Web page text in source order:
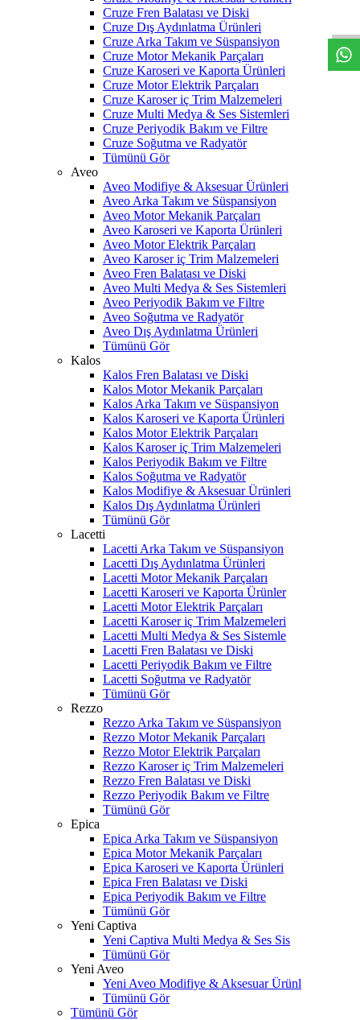
Cruze Fren Balatası ve Diski
Cruze Dış Aydınlatma Ürünleri
Cruze Arka Takım ve Süspansiyon
Cruze Motor Mekanik Parçaları
Cruze Karoseri ve Kaporta Ürünleri
Cruze Motor Elektrik Parçaları
Cruze Karoser iç Trim Malzemeleri
Cruze Multi Medya & Ses Sistemleri
Cruze Periyodik Bakım ve Filtre
Cruze Soğutma ve Radyatör
Tümünü Gör
Aveo
Aveo Modifiye & Aksesuar Ürünleri
Aveo Arka Takım ve Süspansiyon
Aveo Motor Mekanik Parçaları
Aveo Karoseri ve Kaporta Ürünleri
Aveo Motor Elektrik Parçaları
Aveo Karoser iç Trim Malzemeleri
Aveo Fren Balatası ve Diski
Aveo Multi Medya & Ses Sistemleri
Aveo Periyodik Bakım ve Filtre
Aveo Soğutma ve Radyatör
Aveo Dış Aydınlatma Ürünleri
Tümünü Gör
Kalos
Kalos Fren Balatası ve Diski
Kalos Motor Mekanik Parçaları
Kalos Arka Takım ve Süspansiyon
Kalos Karoseri ve Kaporta Ürünleri
Kalos Motor Elektrik Parçaları
Kalos Karoser iç Trim Malzemeleri
Kalos Periyodik Bakım ve Filtre
Kalos Soğutma ve Radyatör
Kalos Modifiye & Aksesuar Ürünleri
Kalos Dış Aydınlatma Ürünleri
Tümünü Gör
Lacetti
Lacetti Arka Takım ve Süspansiyon
Lacetti Dış Aydınlatma Ürünleri
Lacetti Motor Mekanik Parçaları
Lacetti Karoseri ve Kaporta Ürünler
Lacetti Motor Elektrik Parçaları
Lacetti Karoser iç Trim Malzemeleri
Lacetti Multi Medya & Ses Sistemle
Lacetti Fren Balatası ve Diski
Lacetti Periyodik Bakım ve Filtre
Lacetti Soğutma ve Radyatör
Tümünü Gör
Rezzo
Rezzo Arka Takım ve Süspansiyon
Rezzo Motor Mekanik Parçaları
Rezzo Motor Elektrik Parçaları
Rezzo Karoser iç Trim Malzemeleri
Rezzo Fren Balatası ve Diski
Rezzo Periyodik Bakım ve Filtre
Tümünü Gör
Epica
Epica Arka Takım ve Süspansiyon
Epica Motor Mekanik Parçaları
Epica Karoseri ve Kaporta Ürünleri
Epica Fren Balatası ve Diski
Epica Periyodik Bakım ve Filtre
Tümünü Gör
Yeni Captiva
Yeni Captiva Multi Medya & Ses Sis
Tümünü Gör
Yeni Aveo
Yeni Aveo Modifiye & Aksesuar Ürünl
Tümünü Gör
Tümünü Gör